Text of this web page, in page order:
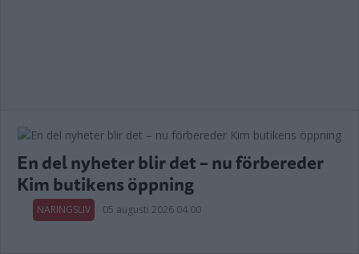
En del nyheter blir det – nu förbereder
Kim butikens öppning
NÄRINGSLIV 05 augusti 2026 04.00